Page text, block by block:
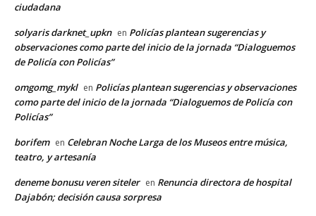
ciudadana
solyaris darknet_upkn en Policías plantean sugerencias y
observaciones como parte del inicio de la jornada “Dialoguemos
de Policía con Policías”
omgomg_mykl en Policías plantean sugerencias y observaciones
como parte del inicio de la jornada “Dialoguemos de Policía con
Policías”
borifem en Celebran Noche Larga de los Museos entre música,
teatro, y artesanía
deneme bonusu veren siteler en Renuncia directora de hospital
Dajabón; decisión causa sorpresa